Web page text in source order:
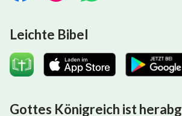
Leichte Bibel
Gottes Königreich ist